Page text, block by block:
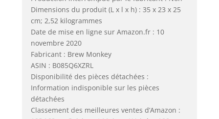
Dimensions du produit (L x l x h) : 35 x 23 x 25
cm; 2,52 kilogrammes
Date de mise en ligne sur Amazon.fr : 10
novembre 2020
Fabricant : Brew Monkey
ASIN : B085Q6XZRL
Disponibilité des pièces détachées :
Information indisponible sur les pièces
détachées
Classement des meilleures ventes d’Amazon :